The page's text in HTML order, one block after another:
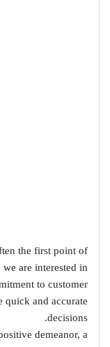
the first point of
are interested in
to customer
quick and accurate
decisions.
demeanor, a